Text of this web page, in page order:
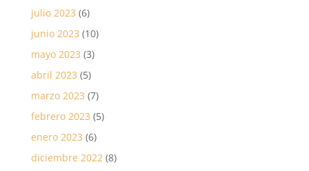
julio 2023 (6)
junio 2023 (10)
mayo 2023 (3)
abril 2023 (5)
marzo 2023 (7)
febrero 2023 (5)
enero 2023 (6)
diciembre 2022(8)